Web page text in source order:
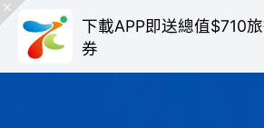
下載APP即送總值$710
券